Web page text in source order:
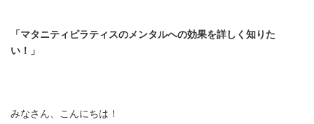
「マタニティピラティスのメンタルへの効果を詳しく知りた
い！」
みなさん、こんにちは！